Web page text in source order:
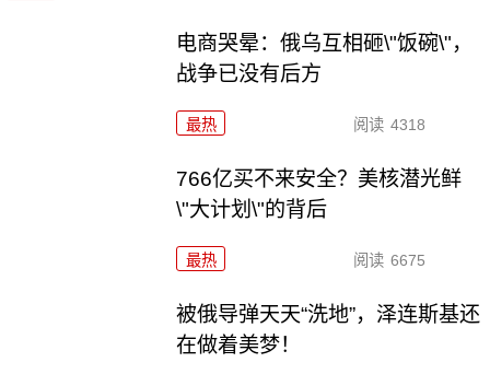
电商哭晕：俄乌互相砸\"饭碗\"，
战争已没有后方
最热 阅读 4318
766亿买不来安全？美核潜光鲜
\"大计划\"的背后
最热 阅读 6675
被俄导弹天天“洗地”，泽连斯基还
在做着美梦！